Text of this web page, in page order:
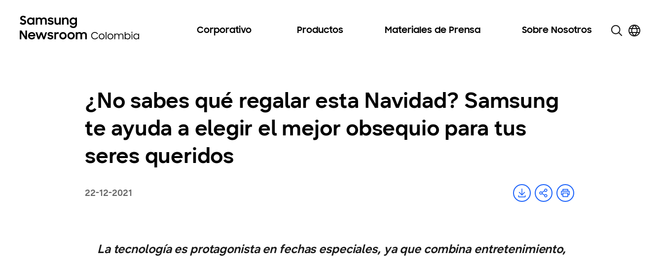
Corporativo Productos Materiales de Prensa Sobre Nosotros
¿No sabes qué regalar esta Navidad? Samsung
te ayuda a elegir el mejor obsequio para tus
seres queridos
22-12-2021
La tecnología es protagonista en fechas especiales, ya que combina entretenimiento,